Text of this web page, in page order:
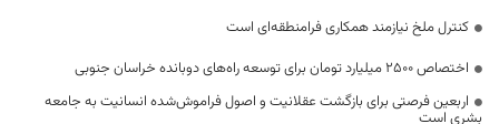
کنترل ملخ نیازمند همکاری فرامنطقه‌ای است
اختصاص 2500 میلیارد تومان برای توسعه راه‌های دوبانده خراسان جنوبی
اربعین فرصتی برای بازگشت عقلانیت و اصول فراموش‌شده انسانیت به جامعه
بشری است